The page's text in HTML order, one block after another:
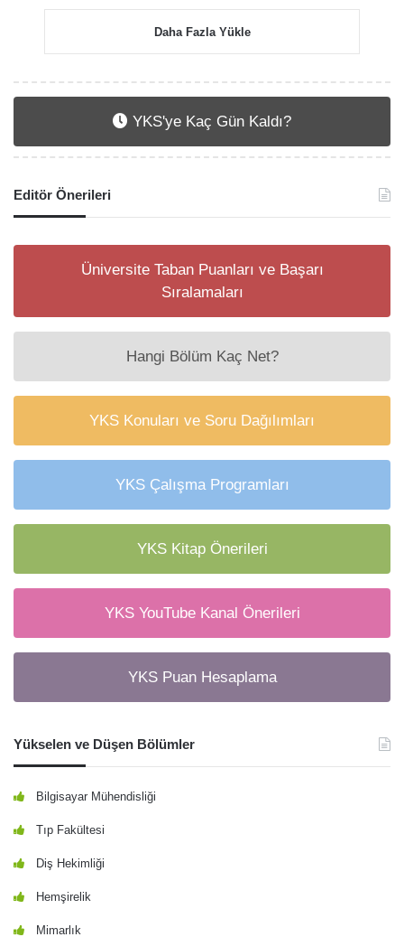
Daha Fazla Yükle
YKS'ye Kaç Gün Kaldı?
Editör Önerileri
Üniversite Taban Puanları ve Başarı
Sıralamaları
Hangi Bölüm Kaç Net?
YKS Konuları ve Soru Dağılımları
YKS Çalışma Programları
YKS Kitap Önerileri
YKS YouTube Kanal Önerileri
YKS Puan Hesaplama
Yükselen ve Düşen Bölümler
Bilgisayar Mühendisliği
Tıp Fakültesi
Diş Hekimliği
Hemşirelik
Mimarlık